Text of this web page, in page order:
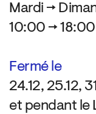
Mardi →
10:00 → 18:00
Fermé le
24.12, 25.12,
et pendant le